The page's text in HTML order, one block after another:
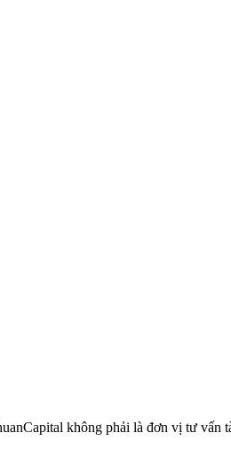
không phải là đơn vị tư vấn